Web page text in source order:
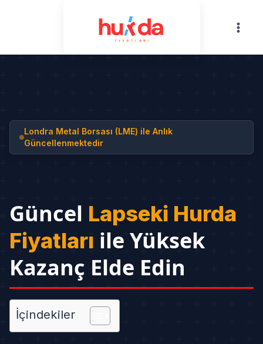
Londra Metal Borsası (LME) ile Anlık
Güncellenmektedir
Güncel Lapseki Hurda
Fiyatları ile Yüksek
Kazanç Elde Edin
İçindekiler